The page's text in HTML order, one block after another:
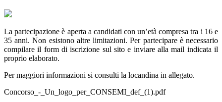
La partecipazione è aperta a candidati con un’età compresa tra i 16 e
35 anni. Non esistono altre limitazioni. Per partecipare è necessario
compilare il form di iscrizione sul sito e inviare alla mail indicata il
proprio elaborato.
Per maggiori informazioni si consulti la locandina in allegato.
Concorso_-_Un_logo_per_CONSEMI_def_(1).pdf